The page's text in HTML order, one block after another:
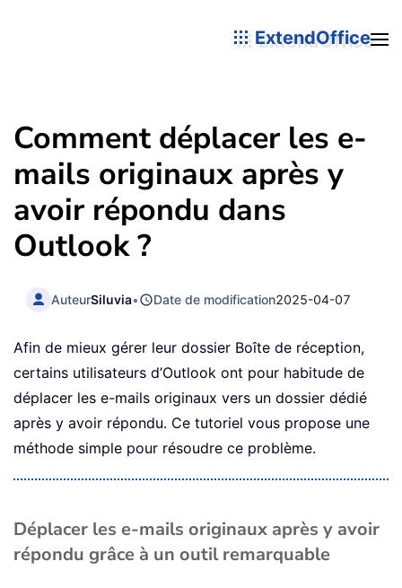
ExtendOffice
Comment déplacer les e-
mails originaux après y
avoir répondu dans
Outlook ?
AuteurSiluvia• Date de modification2025-04-07
Afin de mieux gérer leur dossier Boîte de réception,
certains utilisateurs d’Outlook ont pour habitude de
déplacer les e-mails originaux vers un dossier dédié
après y avoir répondu. Ce tutoriel vous propose une
méthode simple pour résoudre ce problème.
Déplacer les e-mails originaux après y avoir
répondu grâce à un outil remarquable